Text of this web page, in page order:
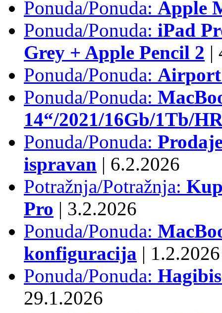
Ponuda/Ponuda: Apple
Ponuda/Ponuda: iPad
Grey + Apple Pencil 2 |
Ponuda/Ponuda: Airport
Ponuda/Ponuda:
14“/2021/16Gb/1Tb/
Ponuda/Ponuda:
ispravan | 6.2.2026
Potražnja/Potražnja:
Pro | 3.2.2026
Ponuda/Ponuda:
konfiguracija | 1.2.2026
Ponuda/Ponuda:
29.1.2026